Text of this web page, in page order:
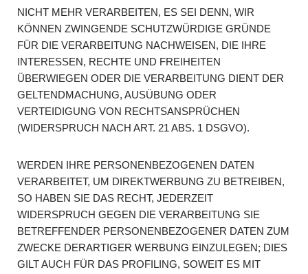
NICHT MEHR VERARBEITEN, ES SEI DENN, WIR
KÖNNEN ZWINGENDE SCHUTZWÜRDIGE GRÜNDE
FÜR DIE VERARBEITUNG NACHWEISEN, DIE IHRE
INTERESSEN, RECHTE UND FREIHEITEN
ÜBERWIEGEN ODER DIE VERARBEITUNG DIENT DER
GELTENDMACHUNG, AUSÜBUNG ODER
VERTEIDIGUNG VON RECHTSANSPRÜCHEN
(WIDERSPRUCH NACH ART. 21 ABS. 1 DSGVO).
WERDEN IHRE PERSONENBEZOGENEN DATEN
VERARBEITET, UM DIREKTWERBUNG ZU BETREIBEN,
SO HABEN SIE DAS RECHT, JEDERZEIT
WIDERSPRUCH GEGEN DIE VERARBEITUNG SIE
BETREFFENDER PERSONENBEZOGENER DATEN ZUM
ZWECKE DERARTIGER WERBUNG EINZULEGEN; DIES
GILT AUCH FÜR DAS PROFILING, SOWEIT ES MIT